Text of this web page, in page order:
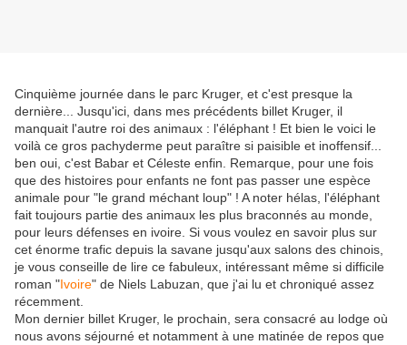
Cinquième journée dans le parc Kruger, et c'est presque la
dernière... Jusqu'ici, dans mes précédents billet Kruger, il
manquait l'autre roi des animaux : l'éléphant ! Et bien le voici le
voilà ce gros pachyderme peut paraître si paisible et inoffensif...
ben oui, c'est Babar et Céleste enfin. Remarque, pour une fois
que des histoires pour enfants ne font pas passer une espèce
animale pour "le grand méchant loup" ! A noter hélas, l'éléphant
fait toujours partie des animaux les plus braconnés au monde,
pour leurs défenses en ivoire. Si vous voulez en savoir plus sur
cet énorme trafic depuis la savane jusqu'aux salons des chinois,
je vous conseille de lire ce fabuleux, intéressant même si difficile
roman "Ivoire" de Niels Labuzan, que j'ai lu et chroniqué assez
récemment.
Mon dernier billet Kruger, le prochain, sera consacré au lodge où
nous avons séjourné et notamment à une matinée de repos que